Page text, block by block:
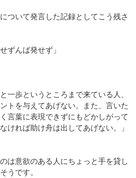
ついて発言した記録としてこう残さ
ずんば発せず」
一歩というところまで来ている人、
トを与えてあげない。また、言いた
言葉に表現できずにもどかしがって
ければ助け舟は出してあげない。」
は意欲のある人にちょっと手を貸し
うです。